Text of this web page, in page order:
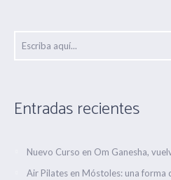
Entradas recientes
Nuevo Curso en Om Ganesha,
Air Pilates en Móstoles: una forma